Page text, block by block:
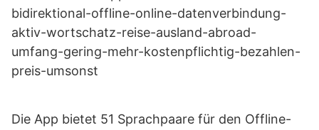
Die App bietet 51 Sprachpaare für den Offline-